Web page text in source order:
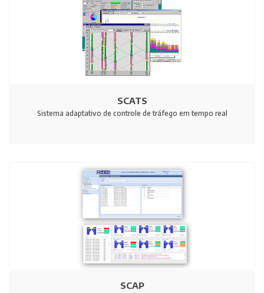
SCATS
Sistema adaptativo de controle de tráfego em tempo real
SCAP